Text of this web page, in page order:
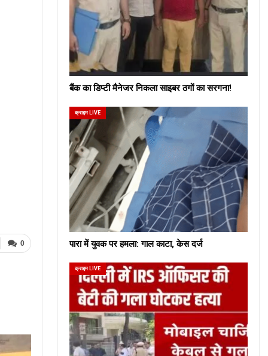
0
बैंक का डिप्टी मैनेजर निकला साइबर ठगों का सरगना!
क्राइम LIVE
पारा में युवक पर हमला: गाल काटा, केस दर्ज
क्राइम LIVE